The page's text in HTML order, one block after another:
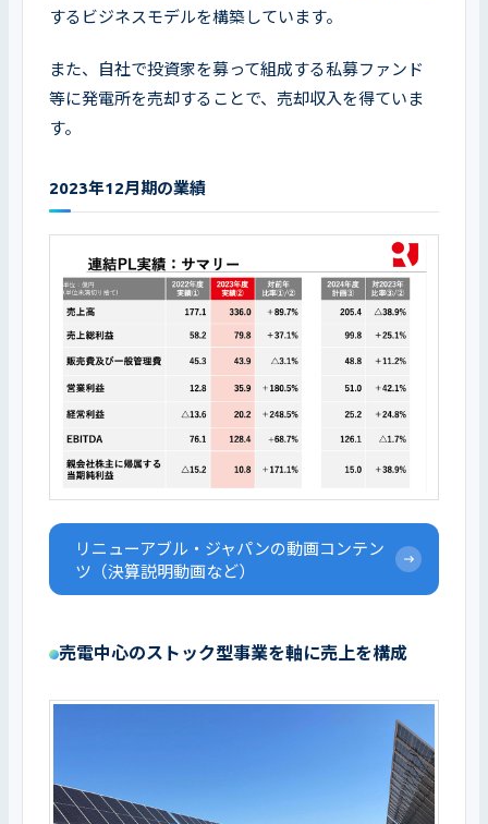
するビジネスモデルを構築しています。
また、自社で投資家を募って組成する私募ファンド
等に発電所を売却することで、売却収入を得ていま
す。
2023年12月期の業績
リニューアブル・ジャパンの動画コンテン
ツ（決算説明動画など）
売電中心のストック型事業を軸に売上を構成